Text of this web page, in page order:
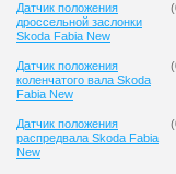
Датчик положения
дроссельной заслонки
Skoda Fabia New
(
Датчик положения
коленчатого вала Skoda
Fabia New
(
Датчик положения
распредвала Skoda Fabia
New
(